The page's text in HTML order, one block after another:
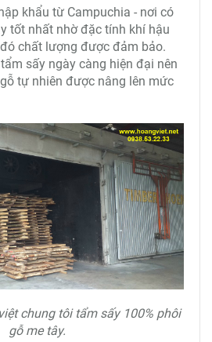
khẩu từ Campuchia - nơi có
tốt nhất nhờ đặc tính khí hậu
chất lượng được đảm bảo.
sấy ngày càng hiện đại nên
tự nhiên được nâng lên mức
chung tôi tẩm sấy 100% phôi
gỗ me tây.